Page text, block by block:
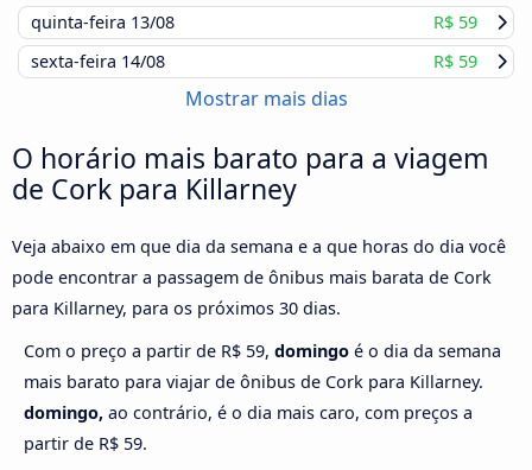
quinta-feira 13/08
R$ 59
sexta-feira 14/08 R$ 59
Mostrar mais dias
O horário mais barato para a viagem
de Cork para Killarney
Veja abaixo em que dia da semana e a que horas do dia você
pode encontrar a passagem de ônibus mais barata de Cork
para Killarney, para os próximos 30 dias.
Com o preço a partir de R$ 59, domingo é o dia da semana
mais barato para viajar de ônibus de Cork para Killarney.
domingo, ao contrário, é o dia mais caro, com preços a
partir de R$ 59.